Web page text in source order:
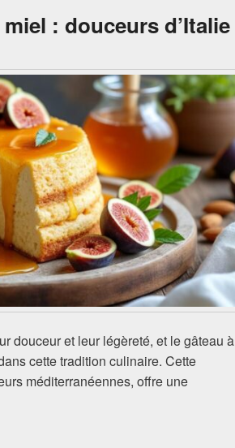
: douceurs d’Italie
douceur et leur légèreté, et le gâteau à
cette tradition culinaire. Cette
méditerranéennes, offre une